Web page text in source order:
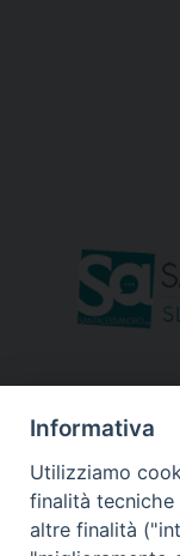
Informativa
Utilizziamo
finalità tecniche
altre finalità